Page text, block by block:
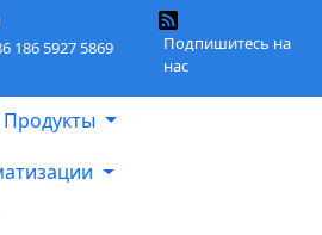
186 5927 5869
Подпишитесь на
нас
Продукты